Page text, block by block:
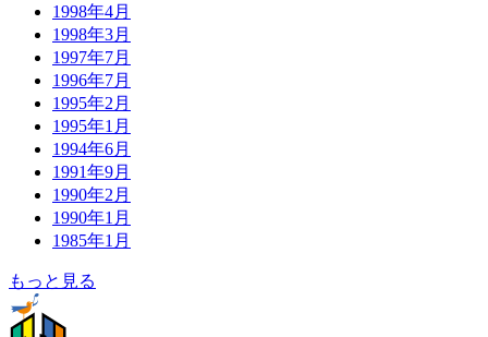
1998年4月
1998年3月
1997年7月
1996年7月
1995年2月
1995年1月
1994年6月
1991年9月
1990年2月
1990年1月
1985年1月
もっと見る